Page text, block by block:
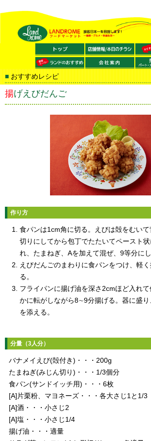
おすすめレシピ
揚げえびだんご
作り方
食パンは1cm角に切る。えびは殻をむい
切りにしてから包丁でたたいてペースト
れ、たまねぎ、Aを加えて混ぜ、9等分にし
えびだんごのまわりに食パンをつけ、軽
る。
フライパンに揚げ油を深さ2cmほど入れ
かに転がしながら8∼9分揚げる。器に盛
を添える。
分量（3人分）
バナメイえび(殻付き)・・・200g
たまねぎ(みじん切り)・・・1/3個分
食パン(サンドイッチ用)・・・6枚
[A]片栗粉、マヨネーズ・・・各大さじ1と1/3
[A]酒・・・小さじ2
[A]塩・・・小さじ1/4
揚げ油・・・適量